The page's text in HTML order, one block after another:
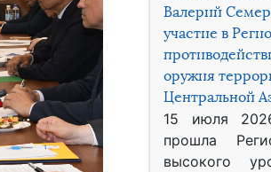
Валерий
участие в
оружия
Центральной
15 июля
прошла
высокого